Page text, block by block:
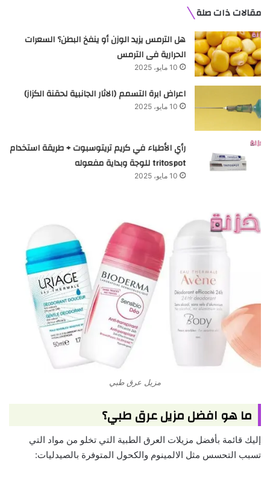
مقالات ذات صلة
هل الترمس يزيد الوزن أو ينفخ البطن؟ السعرات
الحرارية فى الترمس
10 مايو، 2025
اعراض ابرة التسمم (الاثار الجانبية لحقنة الكزاز)
10 مايو، 2025
رأي الأطباء في كريم تريتوسبوت + طريقة استخدام
tritospot للوجة وبداية مفعوله
10 مايو، 2025
مزيل عرق طبي
ما هو افضل مزيل عرق طبي؟
إليك قائمة بأفضل مزيلات العرق الطبية التي تخلو من مواد التي
تسبب التحسس مثل الالمينوم والكحول المتوفرة بالصيدليات: